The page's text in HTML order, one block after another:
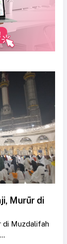
Murūr di
di Muzdalifah